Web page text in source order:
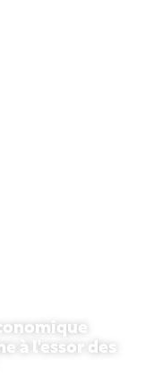
à l'essor des